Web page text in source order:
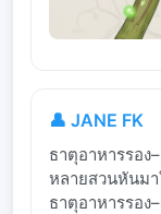
👤 JANE FK
ธาตุอาหารรอง
หลายสวนหันม
ธาตุอาหารรอง